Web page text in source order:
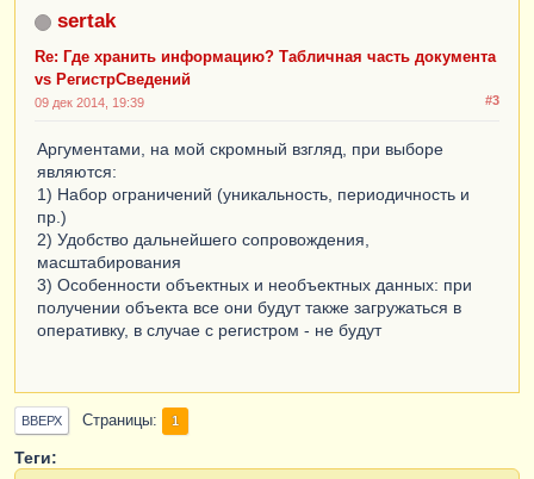
sertak
Re: Где хранить информацию? Табличная часть документа
vs РегистрСведений
#3
09 дек 2014, 19:39
Аргументами, на мой скромный взгляд, при выборе
являются:
1) Набор ограничений (уникальность, периодичность и
пр.)
2) Удобство дальнейшего сопровождения,
масштабирования
3) Особенности объектных и необъектных данных: при
получении объекта все они будут также загружаться в
оперативку, в случае с регистром - не будут
ВВЕРХ Страницы 1
Теги: